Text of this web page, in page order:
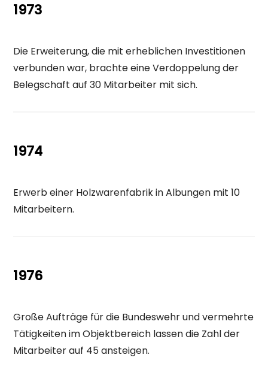
1973
Die Erweiterung, die mit erheblichen Investitionen
verbunden war, brachte eine Verdoppelung der
Belegschaft auf 30 Mitarbeiter mit sich.
1974
Erwerb einer Holzwarenfabrik in Albungen mit 10
Mitarbeitern.
1976
Große Aufträge für die Bundeswehr und vermehrte
Tätigkeiten im Objektbereich lassen die Zahl der
Mitarbeiter auf 45 ansteigen.